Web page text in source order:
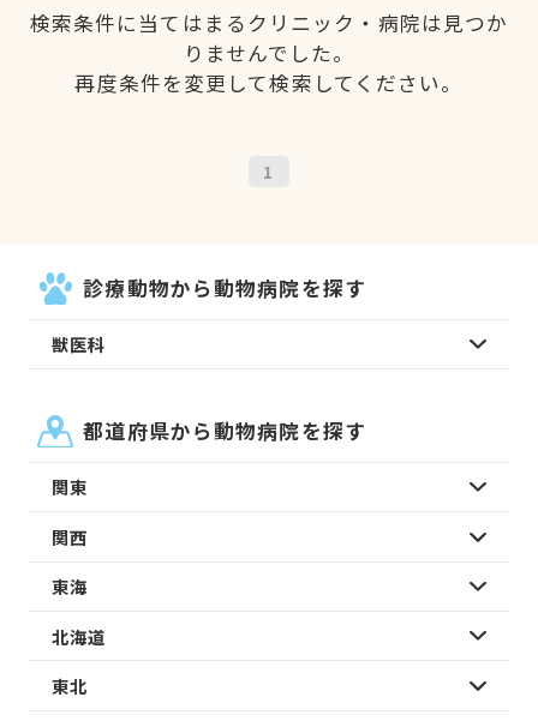
検索条件に当てはまるクリニック・病院は見つか
りませんでした。
再度条件を変更して検索してください。
1
診療動物から動物病院を探す
獣医科
都道府県から動物病院を探す
関東
関西
東海
北海道
東北